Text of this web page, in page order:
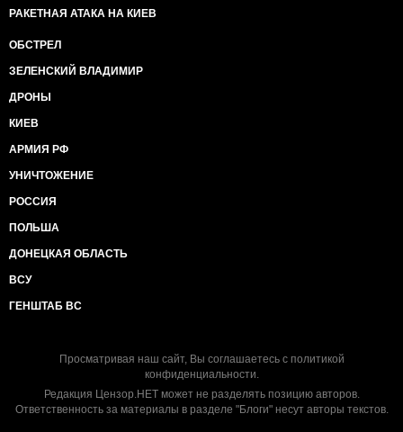
РАКЕТНАЯ АТАКА НА КИЕВ
ОБСТРЕЛ
ЗЕЛЕНСКИЙ ВЛАДИМИР
ДРОНЫ
КИЕВ
АРМИЯ РФ
УНИЧТОЖЕНИЕ
РОССИЯ
ПОЛЬША
ДОНЕЦКАЯ ОБЛАСТЬ
ВСУ
ГЕНШТАБ ВС
Просматривая наш сайт, Вы соглашаетесь с политикой
конфиденциальности.
Редакция Цензор.НЕТ может не разделять позицию авторов.
Ответственность за материалы в разделе "Блоги" несут авторы текстов.